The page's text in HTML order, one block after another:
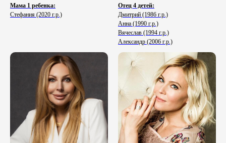
Мама 1 ребенка:
Стефания (2020 г.р.)
Отец 4 детей:
Дмитрий (1986 г.р.)
Анна (1990 г.р.)
Вячеслав (1994 г.р.)
Александр (2006 г.р.)